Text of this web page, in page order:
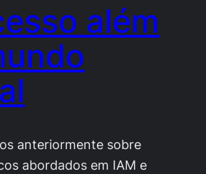
além
anteriormente sobre
abordados em IAM e